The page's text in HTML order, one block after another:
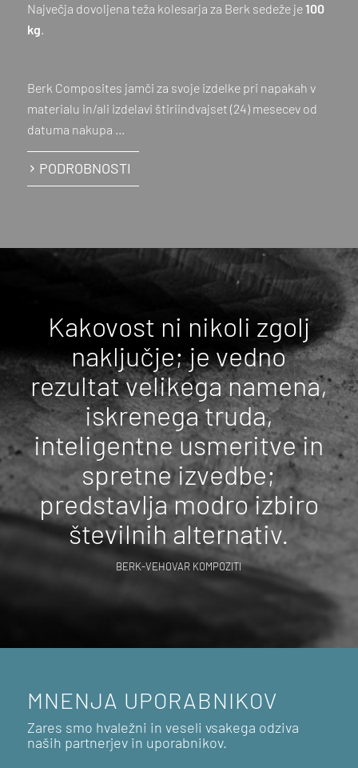
Največja dovoljena teža kolesarja za Berk sedeže je100
kg.
Berk Composites jamči za svoje izdelke pri napakah v
materialu in/ali izdelavi štiriindvajset (24) mesecev od
datuma nakupa …
PODROBNOSTI
Kakovost ni nikoli zgolj
naključje; je vedno
rezultat velikega namena,
iskrenega truda,
inteligentne usmeritve in
spretne izvedbe;
predstavlja modro izbiro
številnih alternativ.
BERK-VEHOVAR KOMPOZITI
MNENJA UPORABNIKOV
Zares smo hvaležni in veseli vsakega odziva
naših partnerjev in uporabnikov.